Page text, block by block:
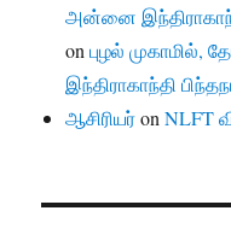
அன்னை
onபுழல் முகாமில்,
இந்திராகாந்தி
ஆசிரியர்onNLFT